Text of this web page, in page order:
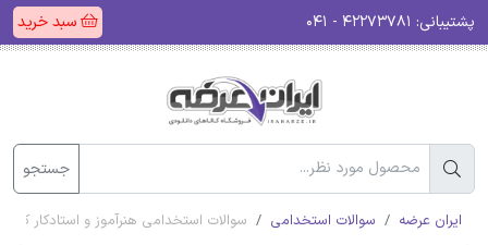
پشتیبانی: سبد خرید
جستجو
ایران عرضه سوالات استخدامی سوالات استخدامی هنرآموز و استادکار